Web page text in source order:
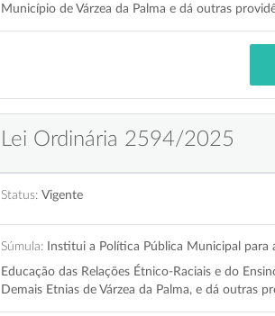
Município de Várzea da Palma e dá outras
Lei Ordinária 2594/2025
Status: Vigente
Súmula: Institui a Política Pública Municipal
Educação das Relações Étnico-Raciais e do
Demais Etnias de Várzea da Palma, e dá outras